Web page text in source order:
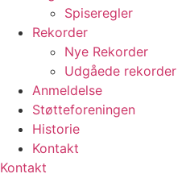
Spiseregler
Rekorder
Nye Rekorder
Udgåede rekorder
Anmeldelse
Støtteforeningen
Historie
Kontakt
Kontakt